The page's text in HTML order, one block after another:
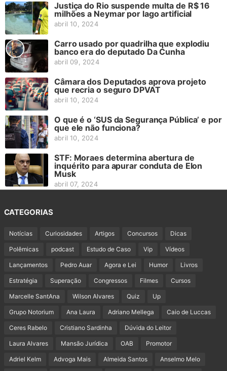
Justiça do Rio suspende multa de R$ 16
milhões a Neymar por lago artificial
abril 10, 2024
Carro usado por quadrilha que explodiu
banco era do deputado Da Cunha
abril 09, 2024
Câmara dos Deputados aprova projeto
que recria o seguro DPVAT
abril 10, 2024
O que é o ‘SUS da Segurança Pública’ e por
que ele não funciona?
abril 10, 2024
STF: Moraes determina abertura de
inquérito para apurar conduta de Elon
Musk
abril 07, 2024
CATEGORIAS
Notícias Curiosidades Artigos Concursos Dicas
Polêmicas podcast Estudo de Caso Vip Vídeos
Lançamentos Pedro Auar Agora e Lei Humor Livros
Estratégia Superação Congressos Filmes Cursos
Marcelle SantAna Wilson Alvares Quiz Up
Grupo Notorium Ana Laura Adriano Mellega Caio de Luccas
Ceres Rabelo Cristiano Sardinha Dúvida do Leitor
Laura Alvares Mansão Jurídica OAB Promotor
Adriel Kelm Advoga Mais Almeida Santos Anselmo Melo